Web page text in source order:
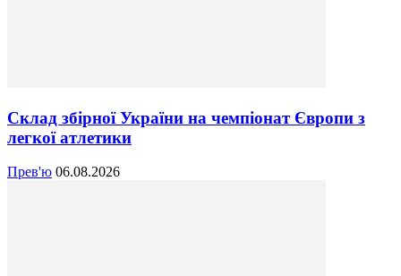
Склад збірної України на чемпіонат Європи з
легкої атлетики
Прев'ю 06.08.2026